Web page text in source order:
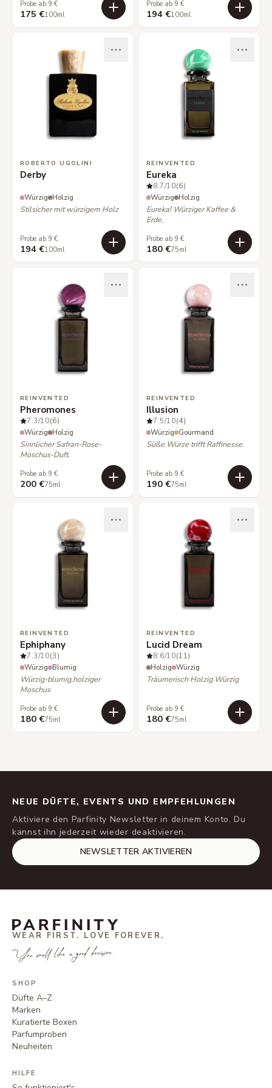
Probe ab 9 €
175 €100ml
Probe ab 9 €
194 €100ml
ROBERTO UGOLINI
Derby
Würzig Holzig
Stilsicher mit würzigem Holz
Probe ab 9 €
194 €100ml
REINVENTED
Eureka
8.7/10(6)
Würzig Holzig
Eureka! Würziger Kaffee &
Erde.
Probe ab 9 €
180 €75ml
REINVENTED
Pheromones
7.3/10(6)
Würzig Holzig
Sinnlicher Safran-Rose-
Moschus-Duft.
Probe ab 9 €
200 €75ml
REINVENTED
Illusion
7.5/10(4)
Würzig Gourmand
Süße Würze trifft Raffinesse.
Probe ab 9 €
190 €75ml
REINVENTED
Ephiphany
7.3/10(3)
Würzig Blumig
Würzig-blumig,holziger
Moschus
Probe ab 9 €
180 €75ml
REINVENTED
Lucid Dream
8.6/10(11)
Holzig Würzig
Träumerisch Holzig Würzig
Probe ab 9 €
180 €75ml
NEUE DÜFTE, EVENTS UND EMPFEHLUNGEN
Aktiviere den Parfinity Newsletter in deinem Konto. Du
kannst ihn jederzeit wieder deaktivieren.
NEWSLETTER AKTIVIEREN
WEAR FIRST. LOVE FOREVER.
You smell like a good decision.
SHOP
Düfte A–Z
Marken
Kuratierte Boxen
Parfumproben
Neuheiten
HILFE